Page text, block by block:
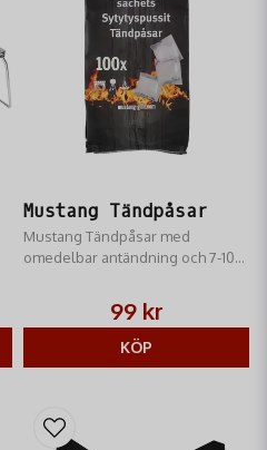
Mustang Tändpåsar
Mustang Tändpåsar med
omedelbar antändning och 7-10
99 kr
KÖP